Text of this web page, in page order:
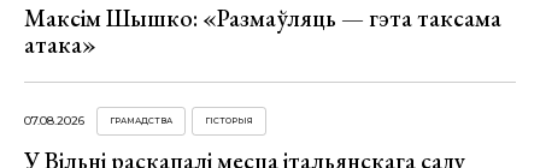
Максім Шышко: «Размаўляць — гэта таксама
атака»
07.08.2026 ГРАМАДСТВА ГІСТОРЫЯ
У Вільні раскапалі месца італьянскага саду